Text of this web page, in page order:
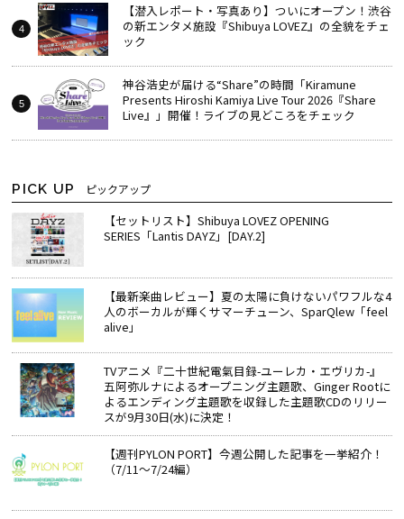
【潜入レポート・写真あり】ついにオープン！渋谷
の新エンタメ施設『Shibuya LOVEZ』の全貌をチェ
ック
神谷浩史が届ける“Share”の時間――「Kiramune
Presents Hiroshi Kamiya Live Tour 2026『Share
Live』」開催！ライブの見どころをチェック
PICK UP ピックアップ
【セットリスト】Shibuya LOVEZ OPENING
SERIES「Lantis DAYZ」[DAY.2]
【最新楽曲レビュー】夏の太陽に負けないパワフルな4
人のボーカルが輝くサマーチューン、SparQlew「feel
alive」
TVアニメ『二十世紀電氣目録-ユーレカ・エヴリカ-』
五阿弥ルナによるオープニング主題歌、Ginger Rootに
よるエンディング主題歌を収録した主題歌CDのリリー
スが9月30日(水)に決定！
【週刊PYLON PORT】今週公開した記事を一挙紹介！
（7/11～7/24編）